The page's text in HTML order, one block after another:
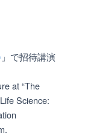
」で招待講演
at “The
Science: